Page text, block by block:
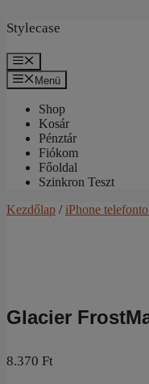
a
Stylecase
Menü
Shop
Kosár
Pénztár
Fiókom
Főoldal
Szinkron Teszt
Kezdőlap / iPhone
Glacier
8.370 Ft